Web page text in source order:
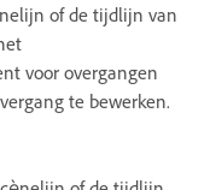
of de tijdlijn van
voor overgangen
te bewerken.